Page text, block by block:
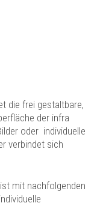
die frei gestaltbare,
der infra
oder individuelle
verbindet sich
mit nachfolgenden